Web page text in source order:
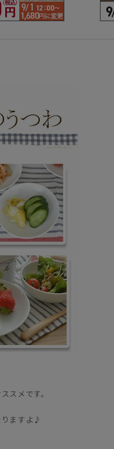
スメです。
りますよ♪